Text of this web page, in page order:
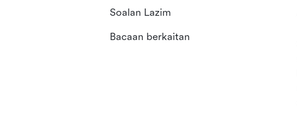
Soalan Lazim
Bacaan berkaitan